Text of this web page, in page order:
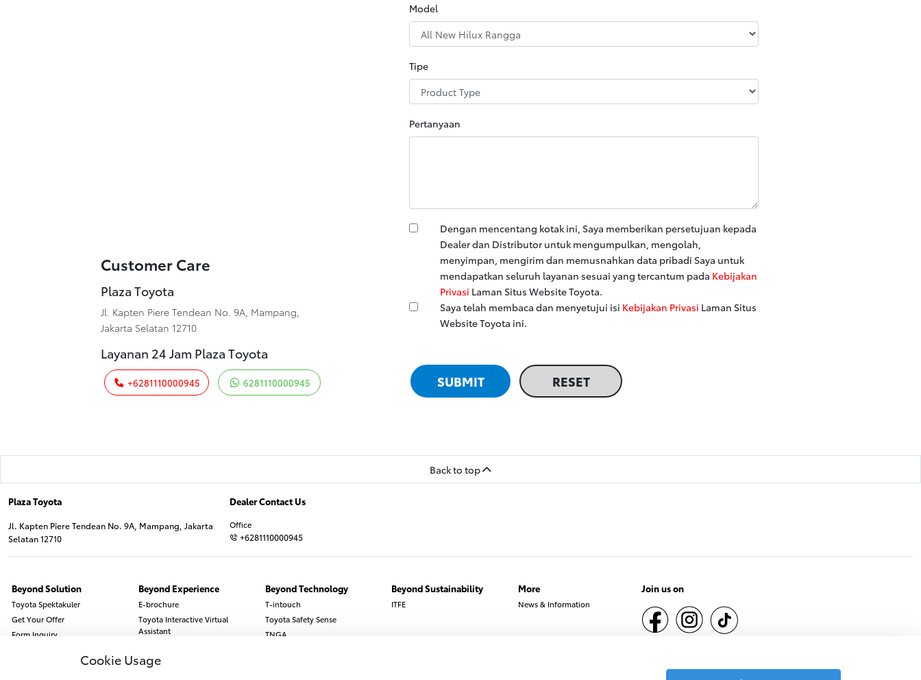
Customer Care
Plaza Toyota
Jl. Kapten Piere Tendean No. 9A, Mampang,
Jakarta Selatan 12710
Layanan 24 Jam Plaza Toyota
+6281110000945 6281110000945
Model
Tipe
Pertanyaan
Dengan mencentang kotak ini, Saya memberikan persetujuan kepada
Dealer dan Distributor untuk mengumpulkan, mengolah,
menyimpan, mengirim dan memusnahkan data pribadi Saya untuk
mendapatkan seluruh layanan sesuai yang tercantum pada Kebijakan
Privasi Laman Situs Website Toyota.
Saya telah membaca dan menyetujui isi Kebijakan Privasi Laman Situs
Website Toyota ini.
Back to top
Plaza Toyota
Jl. Kapten Piere Tendean No. 9A, Mampang, Jakarta
Selatan 12710
Dealer Contact Us
Office
+6281110000945
Beyond Solution
Toyota Spektakuler
Get Your Offer
Form Inquiry
Beyond Experience
E-brochure
Toyota Interactive Virtual
Assistant
Booking Service
Beyond Technology
T-intouch
Toyota Safety Sense
TNGA
Beyond Sustainability
ITFE
More
News & Information
Join us on
Cookie Usage